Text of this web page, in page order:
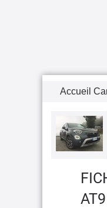
Accueil
AT9